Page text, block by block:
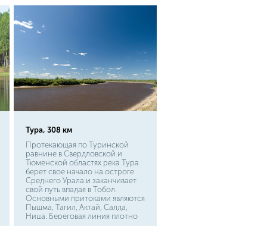
Тура, 308 км
Протекающая по Туринской
равнине в Свердловской и
Тюменской областях река Тура
берет свое начало на остроге
Среднего Урала и заканчивает
свой путь впадая в Тобол.
Основными притоками являются
Пышма, Тагил, Актай, Салда,
Ница. Береговая линия плотно